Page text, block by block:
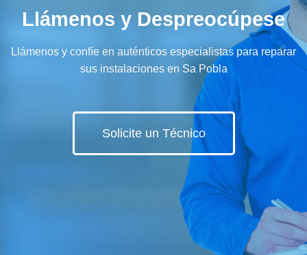
Llámenos y Despreocúpese
Llámenos y confíe en auténticos especialistas para reparar
sus instalaciones en Sa Pobla
Solicite un Técnico